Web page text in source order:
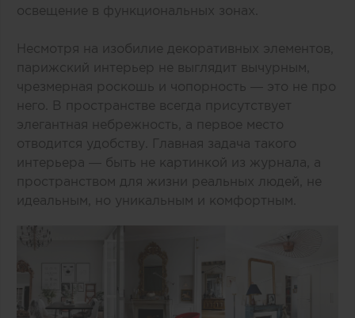
освещение в функциональных зонах.
Несмотря на изобилие декоративных элементов,
парижский интерьер не выглядит вычурным,
чрезмерная роскошь и чопорность — это не про
него. В пространстве всегда присутствует
элегантная небрежность, а первое место
отводится удобству. Главная задача такого
интерьера — быть не картинкой из журнала, а
пространством для жизни реальных людей, не
идеальным, но уникальным и комфортным.